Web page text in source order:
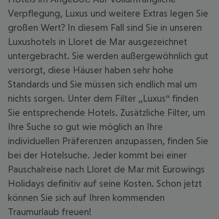
Verpflegung, Luxus und weitere Extras legen Sie
großen Wert? In diesem Fall sind Sie in unseren
Luxushotels in Lloret de Mar ausgezeichnet
untergebracht. Sie werden außergewöhnlich gut
versorgt, diese Häuser haben sehr hohe
Standards und Sie müssen sich endlich mal um
nichts sorgen. Unter dem Filter „Luxus“ finden
Sie entsprechende Hotels. Zusätzliche Filter, um
Ihre Suche so gut wie möglich an Ihre
individuellen Präferenzen anzupassen, finden Sie
bei der Hotelsuche. Jeder kommt bei einer
Pauschalreise nach Lloret de Mar mit Eurowings
Holidays definitiv auf seine Kosten. Schon jetzt
können Sie sich auf Ihren kommenden
Traumurlaub freuen!